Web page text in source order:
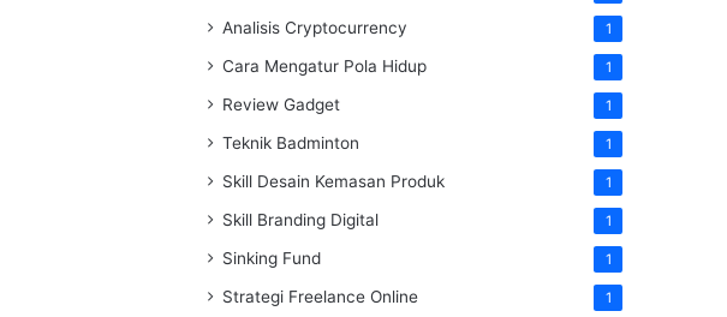
Analisis Cryptocurrency 1
Cara Mengatur Pola Hidup 1
Review Gadget 1
Teknik Badminton 1
Skill Desain Kemasan Produk 1
Skill Branding Digital 1
Sinking Fund 1
Strategi Freelance Online 1